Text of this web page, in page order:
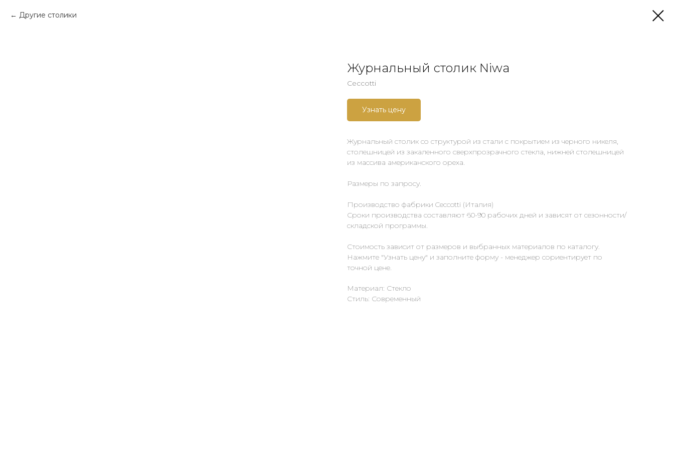
Другие столики
Журнальный столик Niwa
Ceccotti
Узнать цену
Журнальный столик со структурой из стали с покрытием из черного никеля,
столешницей из закаленного сверхпрозрачного стекла, нижней столешницей
из массива американского ореха.
Размеры по запросу.
Производство фабрики Ceccotti (Италия)
Сроки производства составляют 60-90 рабочих дней и зависят от сезонности/
складской программы.
Стоимость зависит от размеров и выбранных материалов по каталогу.
Нажмите "Узнать цену" и заполните форму - менеджер сориентирует по
точной цене.
Материал: Стекло
Стиль: Современный